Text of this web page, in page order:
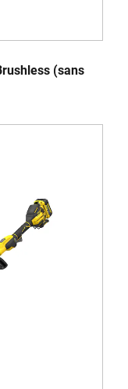
(sans